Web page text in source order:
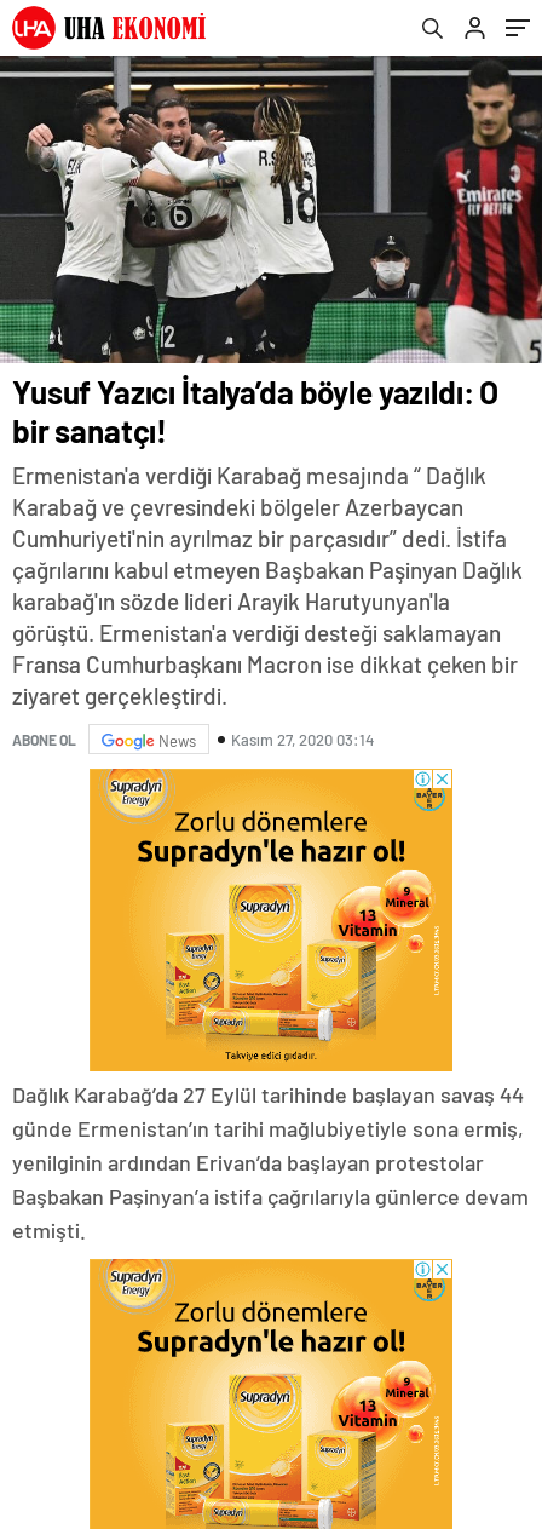
Yusuf Yazıcı İtalya’da böyle yazıldı: O
bir sanatçı!
Ermenistan'a verdiği Karabağ mesajında “ Dağlık
Karabağ ve çevresindeki bölgeler Azerbaycan
Cumhuriyeti'nin ayrılmaz bir parçasıdır” dedi. İstifa
çağrılarını kabul etmeyen Başbakan Paşinyan Dağlık
karabağ'ın sözde lideri Arayik Harutyunyan'la
görüştü. Ermenistan'a verdiği desteği saklamayan
Fransa Cumhurbaşkanı Macron ise dikkat çeken bir
ziyaret gerçekleştirdi.
ABONE OL News Kasım 27, 2020 03:14
Dağlık Karabağ’da 27 Eylül tarihinde başlayan savaş 44
günde Ermenistan’ın tarihi mağlubiyetiyle sona ermiş,
yenilginin ardından Erivan’da başlayan protestolar
Başbakan Paşinyan’a istifa çağrılarıyla günlerce devam
etmişti.
uzak kalacağı süreyi duyurdu .